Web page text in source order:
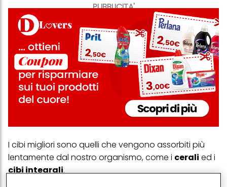
PUBBLICITA'
I cibi migliori sono quelli che vengono assorbiti più
lentamente dal nostro organismo, come i cerali ed i
cibi integrali.